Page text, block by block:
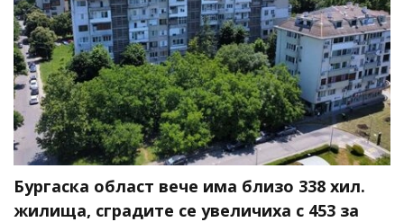
Бургаска област вече има близо 338 хил.
жилища, сградите се увеличиха с 453 за